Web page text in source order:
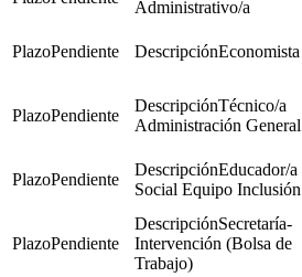
Administrativo/a
Pendiente Economista
Pendiente
Técnico/a
Administración General
Pendiente
Educador/a
Social Equipo Inclusión
Pendiente
Secretaría-
Intervención (Bolsa de
Trabajo)